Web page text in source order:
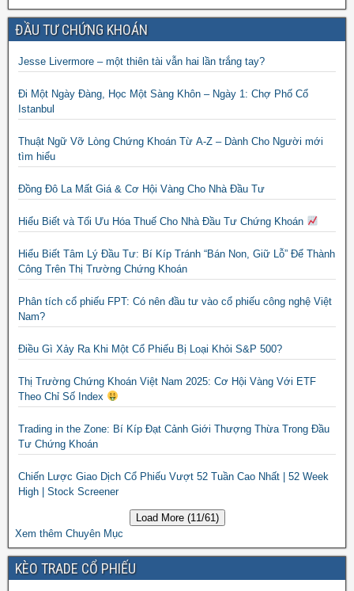
ĐẦU TƯ CHỨNG KHOÁN
Jesse Livermore – một thiên tài vẫn hai lần trắng tay?
Đi Một Ngày Đàng, Học Một Sàng Khôn – Ngày 1: Chợ Phố Cổ
Istanbul
Thuật Ngữ Vỡ Lòng Chứng Khoán Từ A-Z – Dành Cho Người mới
tìm hiểu
Đồng Đô La Mất Giá & Cơ Hội Vàng Cho Nhà Đầu Tư
Hiểu Biết và Tối Ưu Hóa Thuế Cho Nhà Đầu Tư Chứng Khoán
Hiểu Biết Tâm Lý Đầu Tư: Bí Kíp Tránh “Bán Non, Giữ Lỗ” Để Thành
Công Trên Thị Trường Chứng Khoán
Phân tích cổ phiếu FPT: Có nên đầu tư vào cổ phiếu công nghệ Việt
Nam?
Điều Gì Xảy Ra Khi Một Cổ Phiếu Bị Loại Khỏi S&P 500?
Thị Trường Chứng Khoán Việt Nam 2025: Cơ Hội Vàng Với ETF
Theo Chỉ Số Index
Trading in the Zone: Bí Kíp Đạt Cảnh Giới Thượng Thừa Trong Đầu
Tư Chứng Khoán
Chiến Lược Giao Dịch Cổ Phiếu Vượt 52 Tuần Cao Nhất | 52 Week
High | Stock Screener
Load More (11/61)
Xem thêm Chuyên Mục
KÈO TRADE CỔ PHIẾU